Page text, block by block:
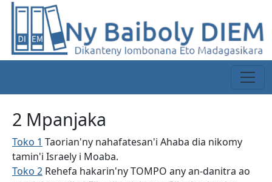
2 Mpanjaka
Toko 1 Taorian'ny nahafatesan'i Ahaba dia nikomy
tamin'i Israely i Moaba.
Toko 2 Rehefa hakarin'ny TOMPO any an-danitra ao